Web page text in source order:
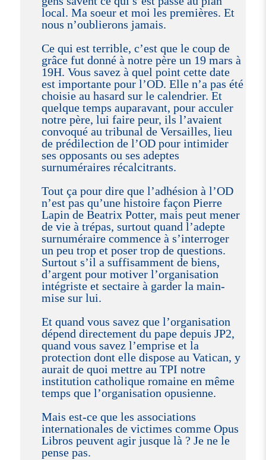
local. Ma soeur et moi les premières. Et
nous n’oublierons jamais.
Ce qui est terrible, c’est que le coup de
grâce fut donné à notre père un 19 mars à
19H. Vous savez à quel point cette date
est importante pour l’OD. Elle n’a pas été
choisie au hasard sur le calendrier. Et
quelque temps auparavant, pour acculer
notre père, lui faire peur, ils l’avaient
convoqué au tribunal de Versailles, lieu
de prédilection de l’OD pour intimider
ses opposants ou ses adeptes
surnuméraires récalcitrants.
Tout ça pour dire que l’adhésion à l’OD
n’est pas qu’une histoire façon Pierre
Lapin de Beatrix Potter, mais peut mener
de vie à trépas, surtout quand l’adepte
surnuméraire commence à s’interroger
un peu trop et poser trop de questions.
Surtout s’il a suffisamment de biens,
d’argent pour motiver l’organisation
intégriste et sectaire à garder la main-
mise sur lui.
Et quand vous savez que l’organisation
dépend directement du pape depuis JP2,
quand vous savez l’emprise et la
protection dont elle dispose au Vatican, y
aurait de quoi mettre au TPI notre
institution catholique romaine en même
temps que l’organisation opusienne.
Mais est-ce que les associations
internationales de victimes comme Opus
Libros peuvent agir jusque là ? Je ne le
pense pas.